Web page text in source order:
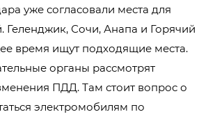
уже согласовали места для
Геленджик, Сочи, Анапа и Горячий
время ищут подходящие места.
органы рассмотрят
ПДД. Там стоит вопрос о
электромобилям по